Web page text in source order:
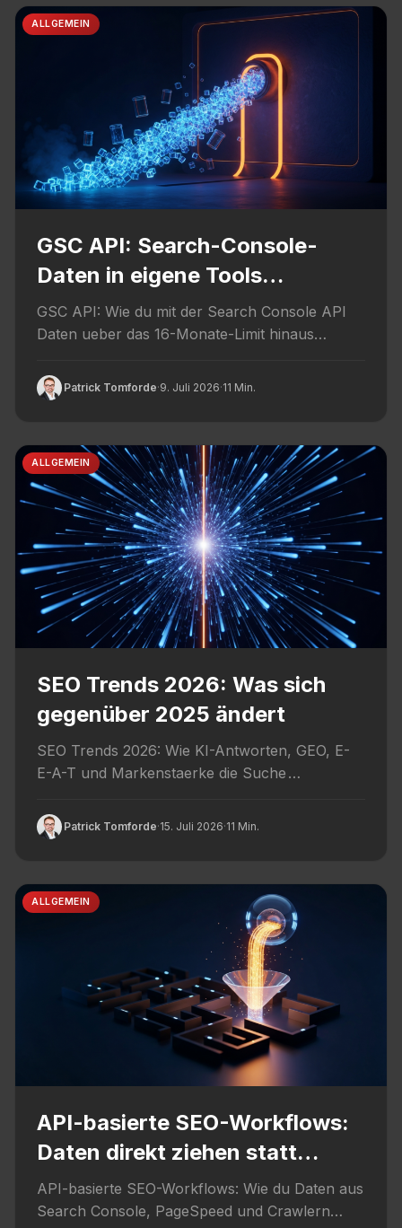
ALLGEMEIN
GSC API: Search-Console-
Daten in eigene Tools
exportieren
GSC API: Wie du mit der Search Console API
Daten ueber das 16-Monate-Limit hinaus
Patrick Tomforde·9. Juli 2026·11 Min.
ALLGEMEIN
SEO Trends 2026: Was sich
gegenüber 2025 ändert
SEO Trends 2026: Wie KI-Antworten, GEO, E-
E-A-T und Markenstaerke die Suche
unveraendert wichtig bleiben.
Patrick Tomforde·15. Juli 2026·11 Min.
ALLGEMEIN
API-basierte SEO-Workflows:
Daten direkt ziehen statt
klicken
API-basierte SEO-Workflows: Wie du Daten aus
Search Console, PageSpeed und Crawlern